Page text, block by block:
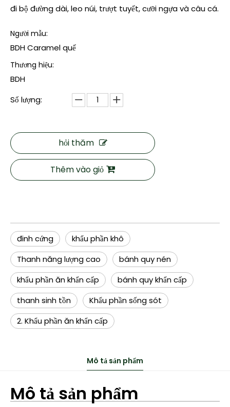
đi bộ đường dài, leo núi, trượt tuyết, cưỡi ngựa và câu cá.
Người mẫu:
BDH Caramel quế
Thương hiệu:
BDH
Số lượng:
hỏi thăm
Thêm vào giỏ
đinh cứng
khẩu phần khô
Thanh năng lượng cao
bánh quy nén
khẩu phần ăn khẩn cấp
bánh quy khẩn cấp
thanh sinh tồn
Khẩu phần sống sót
2. Khẩu phần ăn khẩn cấp
Mô tả sản phẩm
Mô tả sản phẩm